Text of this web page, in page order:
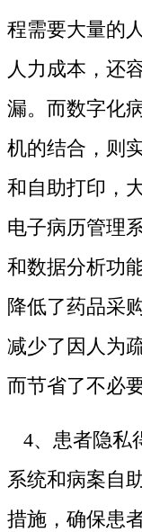
程需要大量的
人力成本，还
漏。而数字化
机的结合，则
和自助打印，
电子病历管理
和数据分析功
降低了药品采
减少了因人为
而节省了不必
4、患者隐私
系统和病案自
措施，确保患